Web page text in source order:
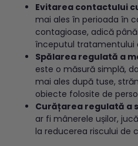
Evitarea contactului
mai ales în perioada în
contagioase, adică
începutul tratamentului
Spălarea regulată a
este o măsură simplă,
mai ales după tuse,
obiecte folosite de
Curățarea regulată a
ar fi mânerele ușilor,
la reducerea riscului de